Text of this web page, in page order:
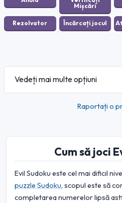
Vedeți mai multe opțiuni
Raportați o
Cum să joci
Evil Sudoku este cel mai dificil
puzzle Sudoku, scopul este să
completarea numerelor lipsă